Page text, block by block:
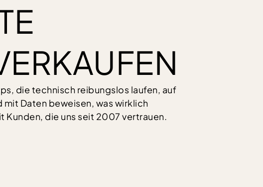
die technisch reibungslos laufen, auf
Daten beweisen, was wirklich
Kunden, die uns seit 2007 vertrauen.